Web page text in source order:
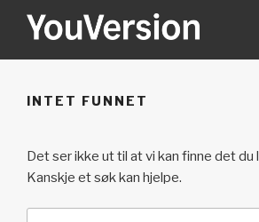
YOUVERSION
INTET FUNNET
Det ser ikke ut til at vi kan finne det du
Kanskje et søk kan hjelpe.